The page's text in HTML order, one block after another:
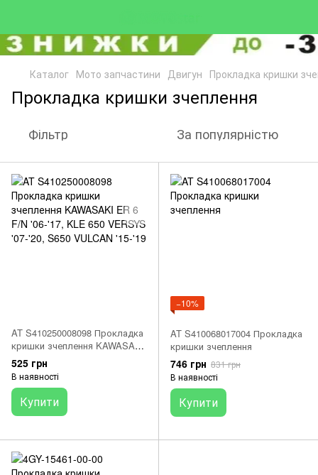
Каталог Мото запчастини Двигун Прокладка кришки
Прокладка кришки зчеплення
Фільтр За популярністю
AT S410250008098 Прокладка
кришки зчеплення KAWASAKI
ER 6 F/N '06-'17, KLE 650
VERSYS '07-'20, S650 VULCAN
'15-'19
525 грн
В наявності
Купити
−10%
AT S410068017004 Прокладка
кришки зчеплення
746 грн 831 грн
В наявності
Купити